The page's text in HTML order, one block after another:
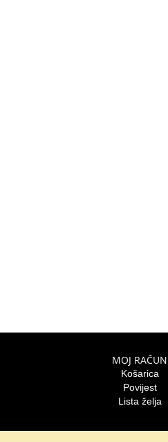
MOJ RAČUN
Košarica
Povijest
Lista želja